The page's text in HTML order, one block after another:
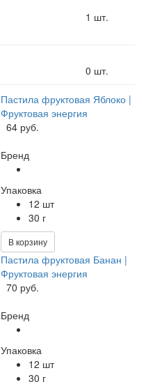
1 шт.
0 шт.
Пастила фруктовая Яблоко |
Фруктовая энергия
64 руб.
Бренд
Упаковка
12 шт
30 г
В корзину
Пастила фруктовая Банан |
Фруктовая энергия
70 руб.
Бренд
Упаковка
12 шт
30 г